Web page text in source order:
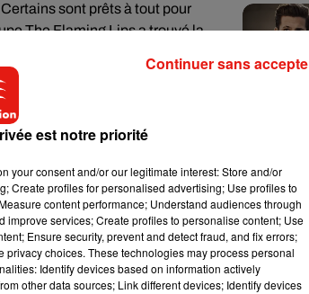
sont prêts à tout pour
The Flaming Lips a trouvé la
sa bulle. De quoi faire
voit même l’un des
est notre priorité
your consent and/or our legitimate interest: Store and/or
Create profiles for personalised advertising; Use profiles to
content performance; Understand audiences through
services; Create profiles to personalise content; Use
Ensure security, prevent and detect fraud, and fix errors;
choices. These technologies may process personal
Identify devices based on information actively
other data sources; Link different devices; Identify devices
Continuer sans